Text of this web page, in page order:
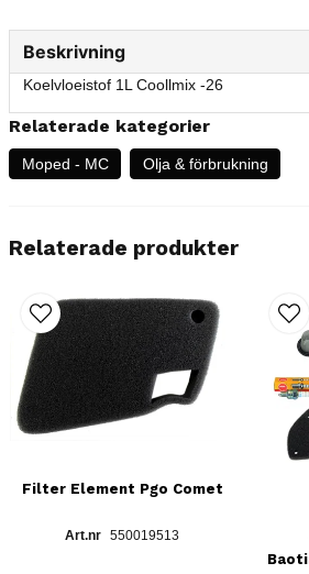
Beskrivning
Koelvloeistof 1L Coollmix -26
Relaterade kategorier
Moped - MC Olja & förbrukning
Relaterade produkter
Filter Element Pgo Comet
550019513